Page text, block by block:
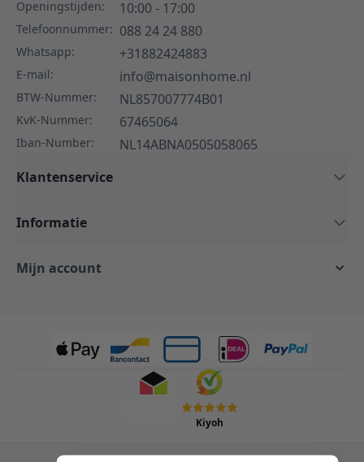
Openingstijden: 10:00 - 17:00
Telefoonnummer: 088 24 24 880
Whatsapp: +31882424883
E-mail: info@maisonhome.nl
BTW-Nummer: NL857007774B01
KvK-Nummer: 67465064
Iban-Number:
NL14ABNA0505058065
Klantenservice
Informatie
Mijn account
Kiyoh